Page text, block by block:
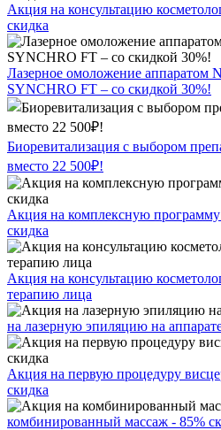
Акция на консультацию
скидка
Лазерное омоложение аппаратом
SYNCHRO FT – со скидкой 30%!
Биоревитализация с выбором
вместо 22 500₽!
Акция на комплексную
скидка
Акция на консультацию
терапию лица
на лазерную эпиляцию на
Акция на первую процедуру
скидка
комбинированный массаж - 85%